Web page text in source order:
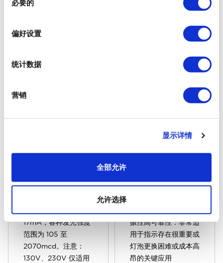
必要的
偏好设置
统计数据
营销
显示详情
全部允许
允许选择
芯片替代 LED 指示灯
色、黄色、蓝色和白
28VDC、48VDC、
17mA，各种发光强度
范围为 105 至
2070mcd。注意：
130V、230V 仅适用
系列）与白炽灯相比具
有许多特性和优势。
24V、28V、48V、
130VAC、230VAC
命长（通常为
振性高可靠性：非常适
用于指示存在很重要或
灯泡更换困难或成本高
昂的关键应用